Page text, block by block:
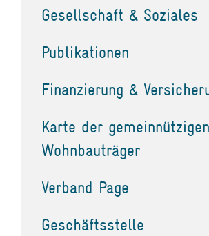
Gesellschaft & Soziales
Publikationen
Finanzierung &
Karte der gemeinnützigen
Wohnbauträger
Verband Page
Geschäftsstelle